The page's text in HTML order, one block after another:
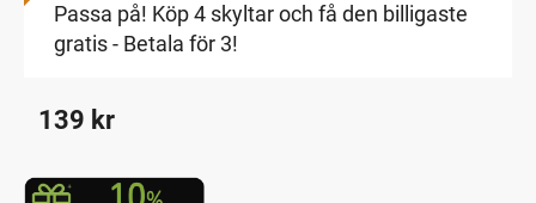
Passa på! Köp 4 skyltar och få den billigaste
gratis - Betala för 3!
139 kr